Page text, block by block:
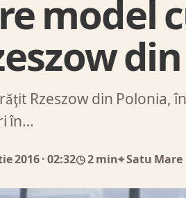
model
Rzeszow din Polonia,
în…
2016· 02:32◷ 2 min⌖ Satu Mare